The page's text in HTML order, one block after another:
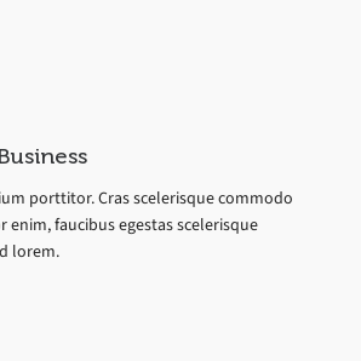
porttitor. Cras scelerisque commodo
enim, faucibus egestas scelerisque
lorem.